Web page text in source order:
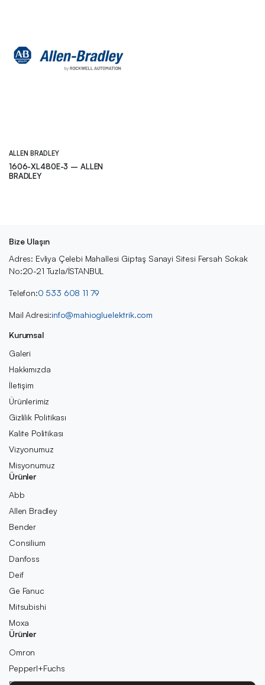
ALLEN BRADLEY
1606-XL480E-3 – ALLEN
BRADLEY
Bize Ulaşın
Adres: Evliya Çelebi Mahallesi Giptaş Sanayi Sitesi Fersah Sokak
No:20-21 Tuzla/İSTANBUL
Telefon:0 533 608 11 79
Mail Adresi:info@mahiogluelektrik.com
Kurumsal
Galeri
Hakkımızda
İletişim
Ürünlerimiz
Gizlilik Politikası
Kalite Politikası
Vizyonumuz
Misyonumuz
Ürünler
Abb
Allen Bradley
Bender
Consilium
Danfoss
Deif
Ge Fanuc
Mitsubishi
Moxa
Ürünler
Omron
Pepperl+Fuchs